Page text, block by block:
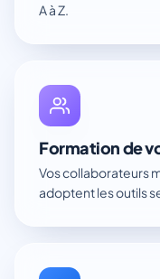
A à Z.
Formation de
Vos collaborateurs
adoptent les outils